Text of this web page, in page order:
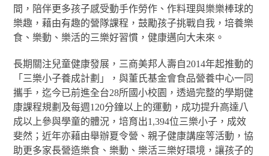
間，陪伴更多孩子感受動手作勞作、作料理與樂樂棒球的
樂趣，藉由有趣的營隊課程，鼓勵孩子挑戰自我，培養樂
食、樂動、樂活的三樂好習慣，健康邁向大未來。
長期關注兒童健康發展，三商美邦人壽自2014年起推動的
「三樂小子養成計劃」，與董氏基金會食品營養中心一同
攜手，迄今已前進全台28所國小校園，透過完整的學期健
康課程規劃及每週120分鐘以上的運動，成功提升高達八
成以上參與學童的體況，培育出1,394位三樂小子，成效
斐然；近年亦藉由舉辦夏令營、親子健康講座等活動，協
助更多家長營造樂食、樂動、樂活三樂好環境，讓孩子的